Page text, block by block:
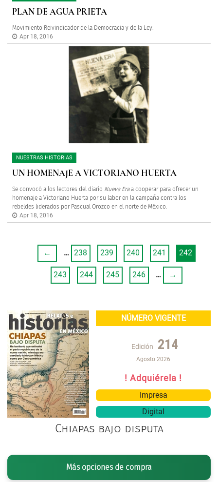
PLAN DE AGUA PRIETA
Movimiento Reivindicador de la Democracia y de la Ley.
Apr 18, 2016
NUESTRAS HISTORIAS
UN HOMENAJE A VICTORIANO HUERTA
Se convocó a los lectores del diario Nueva Eraa cooperar para ofrecer un
homenaje a Victoriano Huerta por su labor en la campaña contra los
rebeldes liderados por Pascual Orozco en el norte de México.
Apr 18, 2016
← … 238 239 240 241 242
243 244 245 246 … →
NÚMERO VIGENTE
Edición 214
Agosto 2026
! Adquiérela !
Impresa
Digital
Chiapas bajo disputa
Más opciones de compra